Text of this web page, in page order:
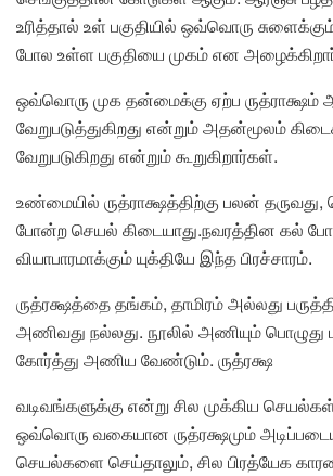
உரித்தால் உள் பகுதியில் ஒவ்வொரு
போல உள்ள பகுதியை முகம் என
ஒவ்வொரு முக தன்மைக்கு ஏற்ப
வேறுபடுத்துகிறது என்றும் அதன்மூலம்
வேறுபடுகிறது என்றும் கூறுகிறார்கள்.
உண்மையில் ருத்ராக்ஷத்திற்கு பலன்
போன்ற செயல் கிடையாது.நவரத்தின கல்
வியாபாரமாக்கும் யுக்தியே இந்த பிரச்சாரம்.
ருத்ரக்ஷத்தை தங்கம், தாமிரம் அல்லது
அணிவது நல்லது. நூலில் அணியும் பொழுது
கோர்த்து அணிய வேண்டும். ருத்ரக்ஷ
வடிவங்களுக்கு என்று சில முக்கிய
ஒவ்வொரு வகையான ருத்ரக்ஷமும்
செயல்களை செய்தாலும், சில பிரத்யேக